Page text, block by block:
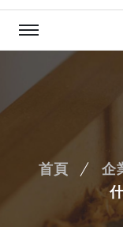
首頁 企